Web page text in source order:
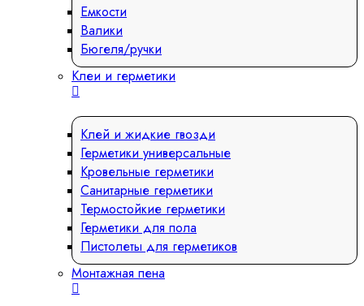
Емкости
Валики
Бюгеля/ручки
Клеи и герметики
Клей и жидкие гвозди
Герметики универсальные
Кровельные герметики
Санитарные герметики
Термостойкие герметики
Герметики для пола
Пистолеты для герметиков
Монтажная пена